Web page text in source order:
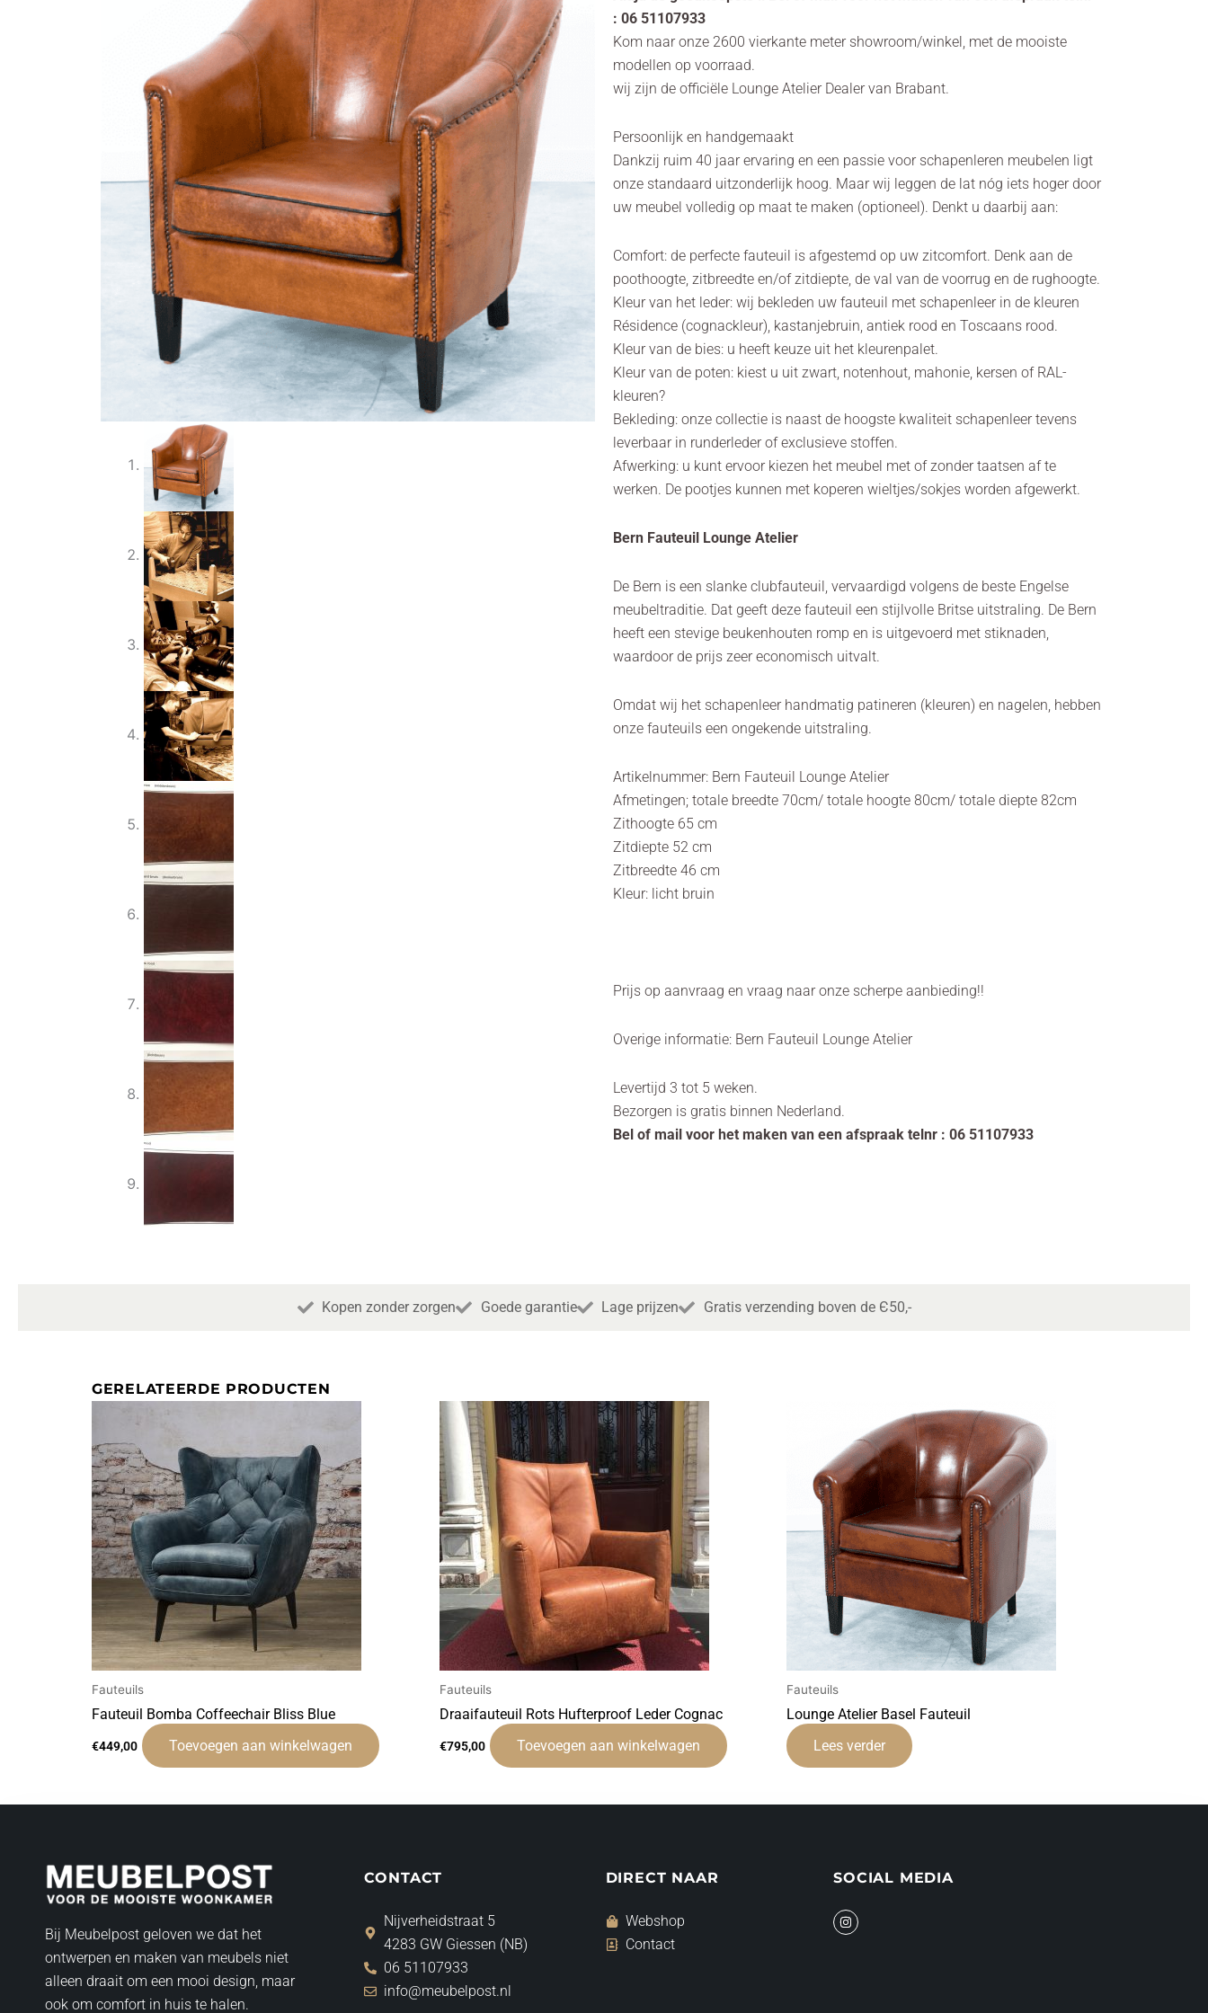
: 06 51107933
Kom naar onze 2600 vierkante meter showroom/winkel, met de mooiste
modellen op voorraad.
wij zijn de officiële Lounge Atelier Dealer van Brabant.
Persoonlijk en handgemaakt
Dankzij ruim 40 jaar ervaring en een passie voor schapenleren meubelen ligt
onze standaard uitzonderlijk hoog. Maar wij leggen de lat nóg iets hoger door
uw meubel volledig op maat te maken (optioneel). Denkt u daarbij aan:
Comfort: de perfecte fauteuil is afgestemd op uw zitcomfort. Denk aan de
poothoogte, zitbreedte en/of zitdiepte, de val van de voorrug en de rughoogte.
Kleur van het leder: wij bekleden uw fauteuil met schapenleer in de kleuren
Résidence (cognackleur), kastanjebruin, antiek rood en Toscaans rood.
Kleur van de bies: u heeft keuze uit het kleurenpalet.
Kleur van de poten: kiest u uit zwart, notenhout, mahonie, kersen of RAL-
kleuren?
Bekleding: onze collectie is naast de hoogste kwaliteit schapenleer tevens
leverbaar in runderleder of exclusieve stoffen.
Afwerking: u kunt ervoor kiezen het meubel met of zonder taatsen af te
werken. De pootjes kunnen met koperen wieltjes/sokjes worden afgewerkt.
Bern Fauteuil Lounge Atelier
De Bern is een slanke clubfauteuil, vervaardigd volgens de beste Engelse
meubeltraditie. Dat geeft deze fauteuil een stijlvolle Britse uitstraling. De Bern
heeft een stevige beukenhouten romp en is uitgevoerd met stiknaden,
waardoor de prijs zeer economisch uitvalt.
Omdat wij het schapenleer handmatig patineren (kleuren) en nagelen, hebben
onze fauteuils een ongekende uitstraling.
Artikelnummer: Bern Fauteuil Lounge Atelier
Afmetingen; totale breedte 70cm/ totale hoogte 80cm/ totale diepte 82cm
Zithoogte 65 cm
Zitdiepte 52 cm
Zitbreedte 46 cm
Kleur: licht bruin
Prijs op aanvraag en vraag naar onze scherpe aanbieding!!
Overige informatie: Bern Fauteuil Lounge Atelier
Levertijd 3 tot 5 weken.
Bezorgen is gratis binnen Nederland.
Bel of mail voor het maken van een afspraak telnr : 06 51107933
Kopen zonder zorgen Goede garantie Lage prijzen Gratis verzending boven de Є50,-
GERELATEERDE PRODUCTEN
Fauteuils
Fauteuil Bomba Coffeechair Bliss Blue
€449,00 Toevoegen aan winkelwagen
Fauteuils
Draaifauteuil Rots Hufterproof Leder Cognac
€795,00 Toevoegen aan winkelwagen
Fauteuils
Lounge Atelier Basel Fauteuil
Lees verder
Bij Meubelpost geloven we dat het
ontwerpen en maken van meubels niet
alleen draait om een mooi design, maar
ook om comfort in huis te halen.
CONTACT
Nijverheidstraat 5
4283 GW Giessen (NB)
06 51107933
info@meubelpost.nl
DIRECT NAAR
Webshop
Contact
SOCIAL MEDIA
I
n
s